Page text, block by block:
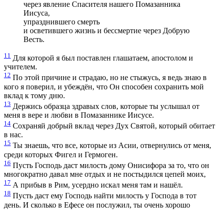
через явление Спасителя нашего Помазанника
Иисуса,
упразднившего смерть
и осветившего жизнь и бессмертие через Добрую
Весть.
11 Для которой я был поставлен глашатаем, апостолом и
учителем.
12 По этой причине и страдаю, но не стыжусь, я ведь знаю в
кого я поверил, и убеждён, что Он способен сохранить мой
вклад к тому дню.
13 Держись образца здравых слов, которые ты услышал от
меня в вере и любви в Помазаннике Иисусе.
14 Сохраняй добрый вклад через Дух Святой, который обитает
в нас.
15 Ты знаешь, что все, которые из Асии, отвернулись от меня,
среди которых Фигел и Гермоген.
16 Пусть Господь даст милость дому Онисифора за то, что он
многократно давал мне отдых и не постыдился цепей моих,
17 А прибыв в Рим, усердно искал меня там и нашёл.
18 Пусть даст ему Господь найти милость у Господа в тот
день. И сколько в Ефесе он послужил, ты очень хорошо